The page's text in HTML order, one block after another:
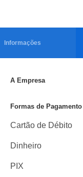
Informações
A Empresa
Formas de Pagamento
Cartão de Débito
Dinheiro
PIX